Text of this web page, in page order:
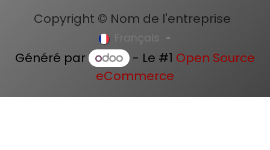
Copyright © Nom de l'entreprise
Français
Généré par - Le #1 Open Source
eCommerce